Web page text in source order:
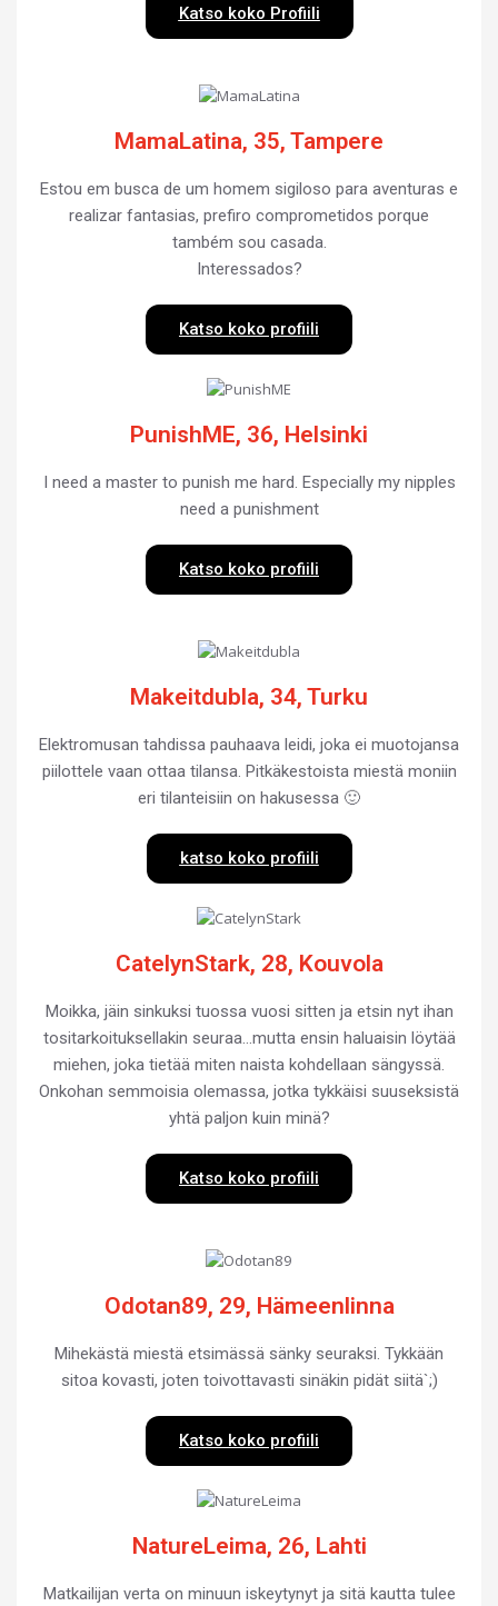
Katso koko Profiili
MamaLatina, 35, Tampere
Estou em busca de um homem sigiloso para aventuras e
realizar fantasias, prefiro comprometidos porque
também sou casada.
Interessados?
Katso koko profiili
PunishME, 36, Helsinki
I need a master to punish me hard. Especially my nipples
need a punishment
Katso koko profiili
Makeitdubla, 34, Turku
Elektromusan tahdissa pauhaava leidi, joka ei muotojansa
piilottele vaan ottaa tilansa. Pitkäkestoista miestä moniin
eri tilanteisiin on hakusessa 🙂
katso koko profiili
CatelynStark, 28, Kouvola
Moikka, jäin sinkuksi tuossa vuosi sitten ja etsin nyt ihan
tositarkoituksellakin seuraa…mutta ensin haluaisin löytää
miehen, joka tietää miten naista kohdellaan sängyssä.
Onkohan semmoisia olemassa, jotka tykkäisi suuseksistä
yhtä paljon kuin minä?
Katso koko profiili
Odotan89, 29, Hämeenlinna
Mihekästä miestä etsimässä sänky seuraksi. Tykkään
sitoa kovasti, joten toivottavasti sinäkin pidät siitä`;)
Katso koko profiili
NatureLeima, 26, Lahti
Matkailijan verta on minuun iskeytynyt ja sitä kautta tulee